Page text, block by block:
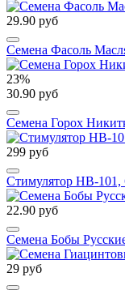
29.90 руб
Семена Фасоль
23%
30.90 руб
Семена Горох
299 руб
Стимулятор HB-101,
22.90 руб
Семена Бобы
29 руб